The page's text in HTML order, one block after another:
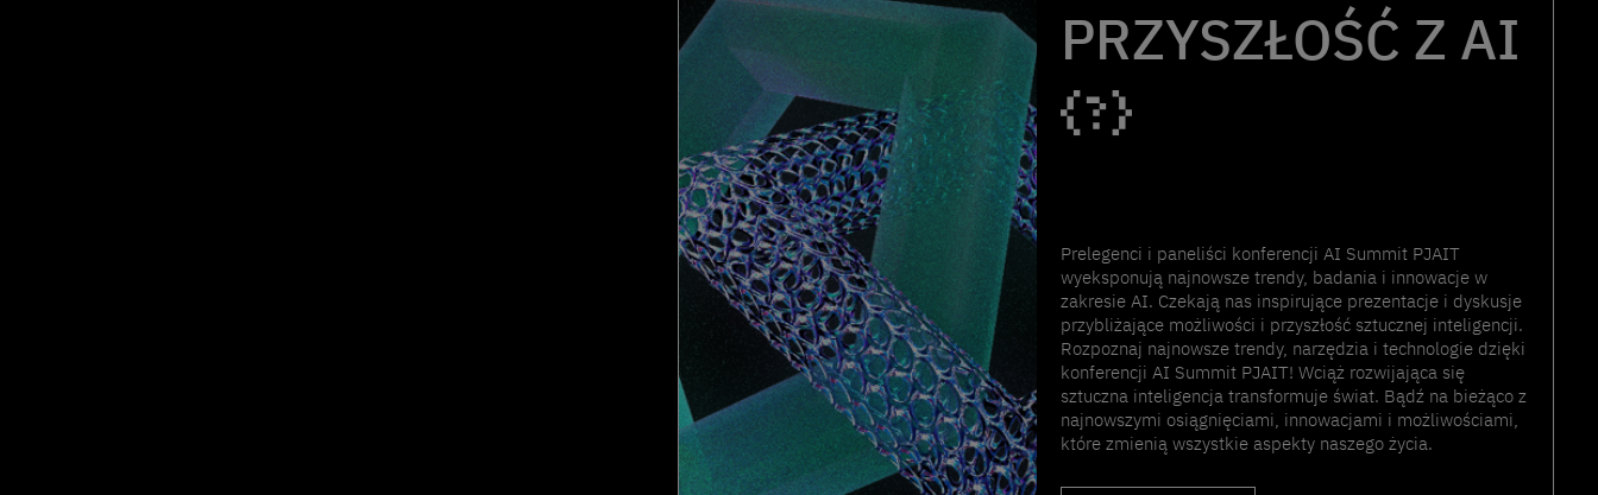
PRZYSZŁOŚĆ Z AI
Prelegenci i paneliści konferencji AI Summit PJAIT
wyeksponują najnowsze trendy, badania i innowacje w
zakresie AI. Czekają nas inspirujące prezentacje i dyskusje
przybliżające możliwości i przyszłość sztucznej inteligencji.
Rozpoznaj najnowsze trendy, narzędzia i technologie dzięki
konferencji AI Summit PJAIT! Wciąż rozwijająca się
sztuczna inteligencja transformuje świat. Bądź na bieżąco z
najnowszymi osiągnięciami, innowacjami i możliwościami,
które zmienią wszystkie aspekty naszego życia.